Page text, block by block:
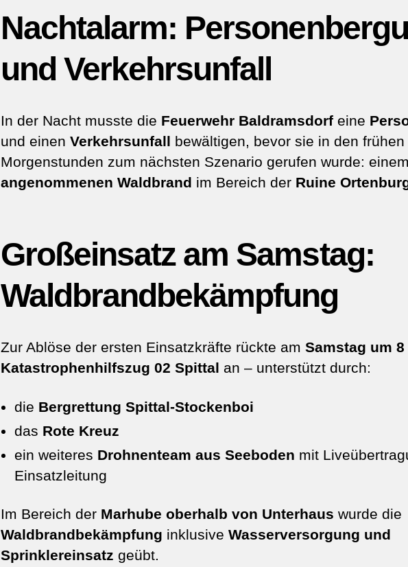
Nachtalarm:
und Verkehrsunfall
In der Nacht musste die Feuerwehr Baldramsdorf eine
und einenVerkehrsunfall bewältigen, bevor sie in den frühen
Morgenstunden zum nächsten Szenario gerufen wurde:
angenommenen Waldbrand im Bereich der Ruine
Großeinsatz am Samstag:
Waldbrandbekämpfung
Zur Ablöse der ersten Einsatzkräfte rückte amSamstag um 8
Katastrophenhilfszug 02 Spittal an – unterstützt durch:
die Bergrettung Spittal-Stockenboi
das Rote Kreuz
ein weiteres Drohnenteam aus Seeboden mit
Einsatzleitung
Im Bereich der Marhube oberhalb von Unterhaus wurde die
Waldbrandbekämpfung inklusiveWasserversorgung und
Sprinklereinsatz geübt.